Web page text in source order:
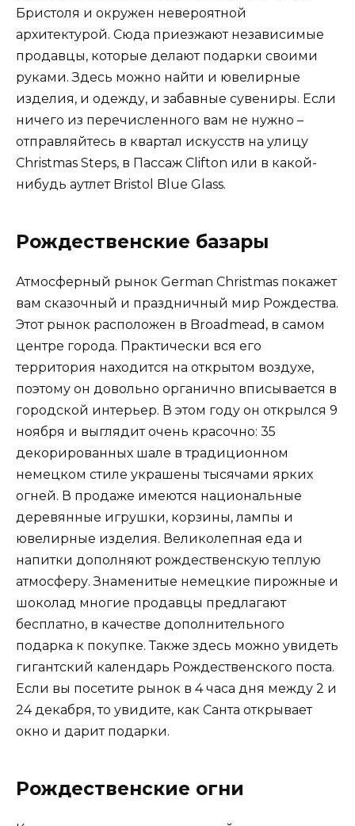
Бристоля и окружен невероятной
архитектурой. Сюда приезжают независимые
продавцы, которые делают подарки своими
руками. Здесь можно найти и ювелирные
изделия, и одежду, и забавные сувениры. Если
ничего из перечисленного вам не нужно –
отправляйтесь в квартал искусств на улицу
Christmas Steps, в Пассаж Clifton или в какой-
нибудь аутлет Bristol Blue Glass.
Рождественские базары
Атмосферный рынок German Christmas покажет
вам сказочный и праздничный мир Рождества.
Этот рынок расположен в Broadmead, в самом
центре города. Практически вся его
территория находится на открытом воздухе,
поэтому он довольно органично вписывается в
городской интерьер. В этом году он открылся 9
ноября и выглядит очень красочно: 35
декорированных шале в традиционном
немецком стиле украшены тысячами ярких
огней. В продаже имеются национальные
деревянные игрушки, корзины, лампы и
ювелирные изделия. Великолепная еда и
напитки дополняют рождественскую теплую
атмосферу. Знаменитые немецкие пирожные и
шоколад многие продавцы предлагают
бесплатно, в качестве дополнительного
подарка к покупке. Также здесь можно увидеть
гигантский календарь Рождественского поста.
Если вы посетите рынок в 4 часа дня между 2 и
24 декабря, то увидите, как Санта открывает
окно и дарит подарки.
Рождественские огни